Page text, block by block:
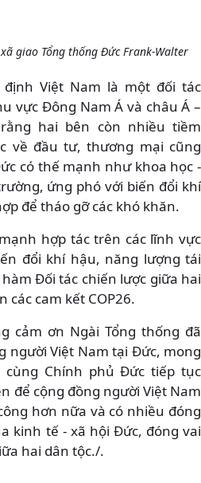
giao Tổng thống Đức Frank-Walter
Việt Nam là một đối tác
vực Đông Nam Á và châu Á –
hai bên còn nhiều tiềm
về đầu tư, thương mại cũng
có thế mạnh như khoa học -
ứng phó với biến đổi khí
để tháo gỡ các khó khăn.
hợp tác trên các lĩnh vực
đổi khí hậu, năng lượng tái
Đối tác chiến lược giữa hai
các cam kết COP26.
cảm ơn Ngài Tổng thống đã
người Việt Nam tại Đức, mong
cùng Chính phủ Đức tiếp tục
để cộng đồng người Việt Nam
hơn nữa và có nhiều đóng
kinh tế - xã hội Đức, đóng vai
hai dân tộc./.